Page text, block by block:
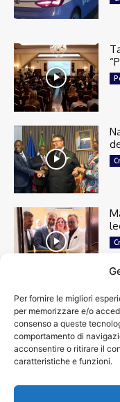
Per fornire le migliori
per memorizzare e/o
consenso a queste
comportamento di
acconsentire o ritirare il
caratteristiche e funzioni.
Cronaca
Attualità
top
News
Cultura